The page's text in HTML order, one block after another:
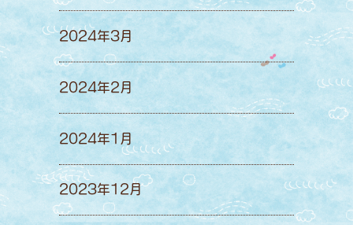
2024年3月
2024年2月
2024年1月
2023年12月